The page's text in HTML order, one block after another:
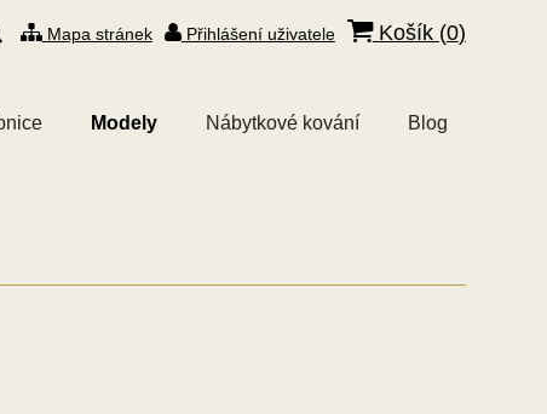
Mapa stránek Přihlášení uživatele Košík (0)
Modely Nábytkové kování Blog